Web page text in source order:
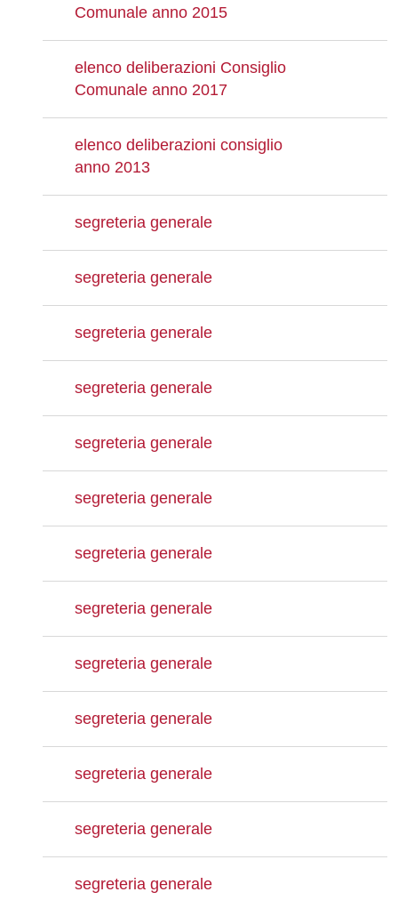
Comunale anno 2015
elenco deliberazioni Consiglio
Comunale anno 2017
elenco deliberazioni consiglio
anno 2013
segreteria generale
segreteria generale
segreteria generale
segreteria generale
segreteria generale
segreteria generale
segreteria generale
segreteria generale
segreteria generale
segreteria generale
segreteria generale
segreteria generale
segreteria generale